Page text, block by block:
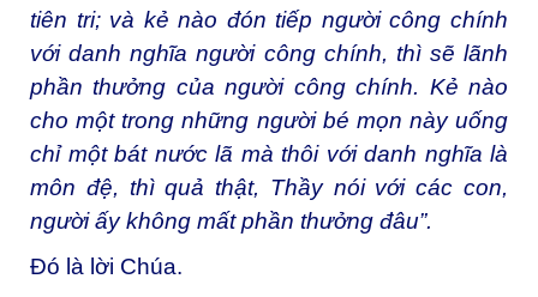
tiên tri; và kẻ nào đón tiếp người công chính
với danh nghĩa người công chính, thì sẽ lãnh
phần thưởng của người công chính. Kẻ nào
cho một trong những người bé mọn này uống
chỉ một bát nước lã mà thôi với danh nghĩa là
môn đệ, thì quả thật, Thầy nói với các con,
người ấy không mất phần thưởng đâu”.
Ðó là lời Chúa.